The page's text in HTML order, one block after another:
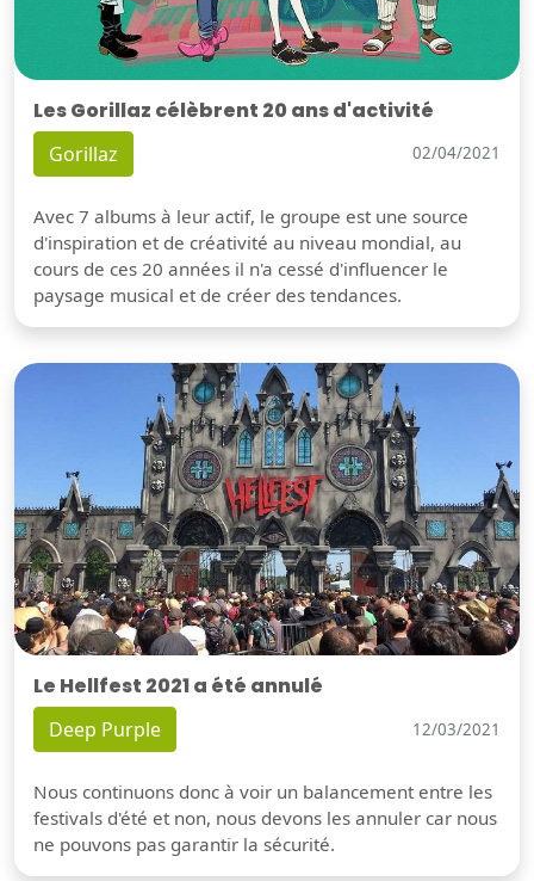
Les Gorillaz célèbrent 20 ans d'activité
Gorillaz 02/04/2021
Avec 7 albums à leur actif, le groupe est une source
d'inspiration et de créativité au niveau mondial, au
cours de ces 20 années il n'a cessé d'influencer le
paysage musical et de créer des tendances.
Le Hellfest 2021 a été annulé
Deep Purple 12/03/2021
Nous continuons donc à voir un balancement entre les
festivals d'été et non, nous devons les annuler car nous
ne pouvons pas garantir la sécurité.